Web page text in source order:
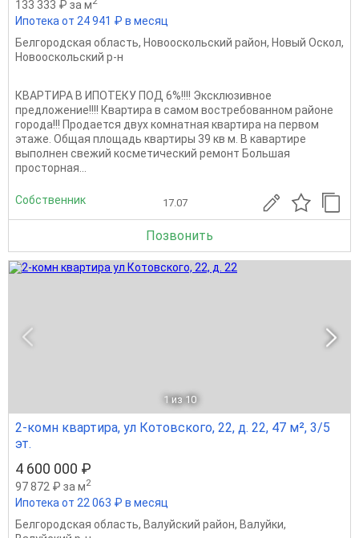
133 333 ₽ за м
Ипотека от 24 941 ₽ в месяц
Белгородская область, Новооскольский район, Новый Оскол,
Новооскольский р-н
КВАРТИРА В ИПОТЕКУ ПОД 6%!!!! Эксклюзивное
предложение!!!! Квартира в самом востребованном районе
города!!! Продается двух комнатная квартира на первом
этаже. Общая площадь квартиры 39 кв м. В кавартире
выполнен свежий косметический ремонт Большая
просторная...
Собственник 17.07
Позвонить
1 из 10
2-комн квартира, ул Котовского, 22, д. 22, 47 м², 3/5
эт.
4 600 000 ₽
97 872 ₽ за м2
Ипотека от 22 063 ₽ в месяц
Белгородская область, Валуйский район, Валуйки,